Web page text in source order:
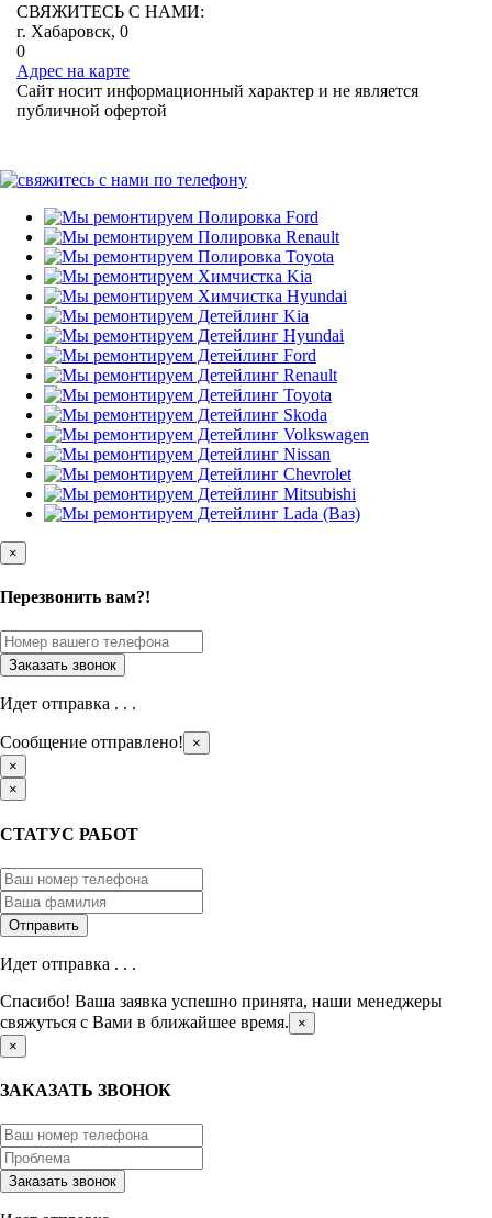
СВЯЖИТЕСЬ С НАМИ:
г. Хабаровск, 0
0
Адрес на карте
Сайт носит информационный характер и не является
публичной офертой
×
Перезвонить вам?!
Идет отправка . . .
Сообщение отправлено!
×
×
×
СТАТУС РАБОТ
Идет отправка . . .
Спасибо! Ваша заявка успешно принята, наши менеджеры
свяжуться с Вами в ближайшее время.
×
×
ЗАКАЗАТЬ ЗВОНОК